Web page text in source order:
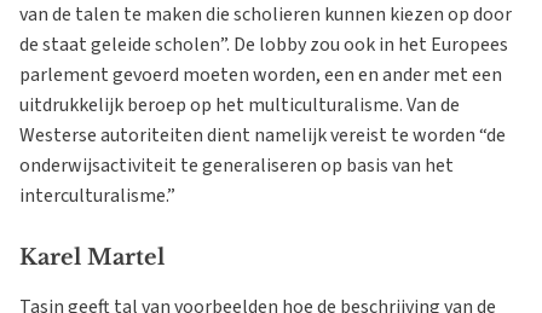
van de talen te maken die scholieren kunnen kiezen op door
de staat geleide scholen”. De lobby zou ook in het Europees
parlement gevoerd moeten worden, een en ander met een
uitdrukkelijk beroep op het multiculturalisme. Van de
Westerse autoriteiten dient namelijk vereist te worden “de
onderwijsactiviteit te generaliseren op basis van het
interculturalisme.”
Karel Martel
Tasin geeft tal van voorbeelden hoe de beschrijving van de